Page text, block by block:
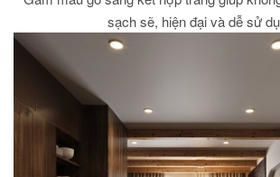
sạch sẽ, hiện đại và dễ sử